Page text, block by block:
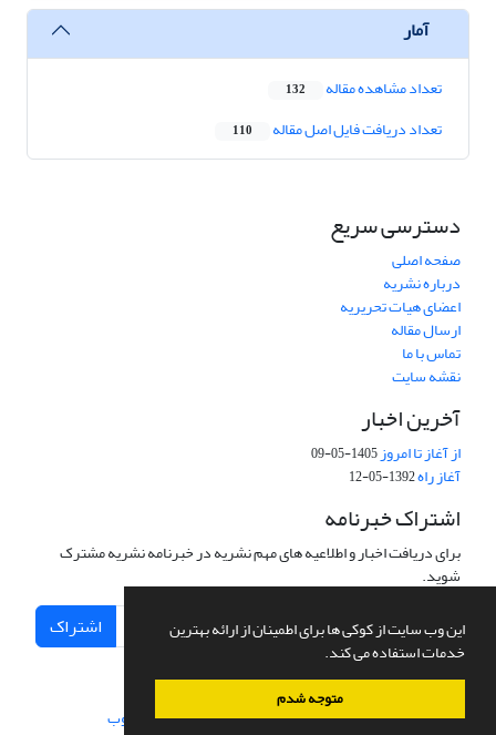
این وب سایت از کوکی ها برای اطمینان از ارائه بهترین
خدمات استفاده می کند.
متوجه شدم
آمار
تعداد مشاهده مقاله 132
تعداد دریافت فایل اصل مقاله 110
دسترسی سریع
صفحه اصلی
درباره نشریه
اعضای هیات تحریریه
ارسال مقاله
تماس با ما
نقشه سایت
آخرین اخبار
از آغاز تا امروز1405-05-09
آغاز راه1392-05-12
اشتراک خبرنامه
برای دریافت اخبار و اطلاعیه های مهم نشریه در خبرنامه نشریه مشترک
شوید.
اشتراک
سامانه مدیریت نشریات علمی.طراحی و پیاده سازی از سیناوب